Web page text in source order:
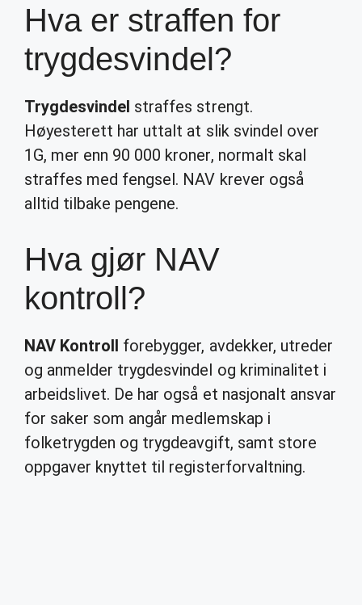
Hva er straffen for
trygdesvindel?
Trygdesvindel straffes strengt.
Høyesterett har uttalt at slik svindel over
1G, mer enn 90 000 kroner, normalt skal
straffes med fengsel. NAV krever også
alltid tilbake pengene.
Hva gjør NAV
kontroll?
NAV Kontroll forebygger, avdekker, utreder
og anmelder trygdesvindel og kriminalitet i
arbeidslivet. De har også et nasjonalt ansvar
for saker som angår medlemskap i
folketrygden og trygdeavgift, samt store
oppgaver knyttet til registerforvaltning.